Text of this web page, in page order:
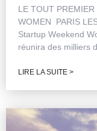
LE TOUT
WOMEN PARIS
Startup Weekend
réunira des milliers
LIRE LA SUITE >